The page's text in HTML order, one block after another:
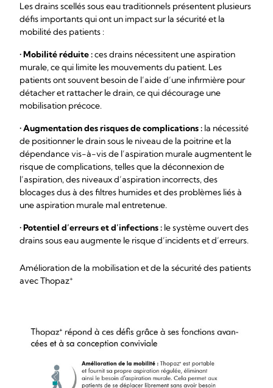
Les drains scellés sous eau traditionnels présentent plusieurs
défis importants qui ont un impact sur la sécurité et la
mobilité des patients :
•Mobilité réduite :ces drains nécessitent une aspiration
murale, ce qui limite les mouvements du patient. Les
patients ont souvent besoin de l’aide d’une infirmière pour
détacher et rattacher le drain, ce qui décourage une
mobilisation précoce.
•Augmentation des risques de complications : la nécessité
de positionner le drain sous le niveau de la poitrine et la
dépendance vis-à-vis de l’aspiration murale augmentent le
risque de complications, telles que la déconnexion de
l’aspiration, des niveaux d’aspiration incorrects, des
blocages dus à des filtres humides et des problèmes liés à
une aspiration murale mal entretenue.
•Potentiel d’erreurs et d’infections : le système ouvert des
drains sous eau augmente le risque d’incidents et d’erreurs.
Amélioration de la mobilisation et de la sécurité des patients
avec Thopaz+